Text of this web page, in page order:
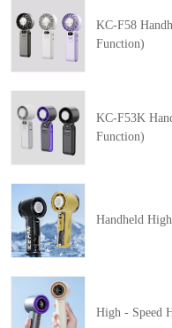
KC-F58
Function)
KC-F53K
Function)
Handheld
High - Speed